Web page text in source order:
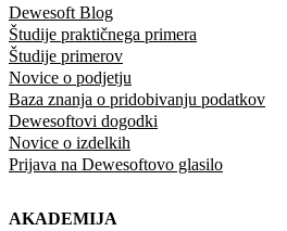
Dewesoft Blog
Študije praktičnega primera
Študije primerov
Novice o podjetju
Baza znanja o pridobivanju podatkov
Dewesoftovi dogodki
Novice o izdelkih
Prijava na Dewesoftovo glasilo
AKADEMIJA